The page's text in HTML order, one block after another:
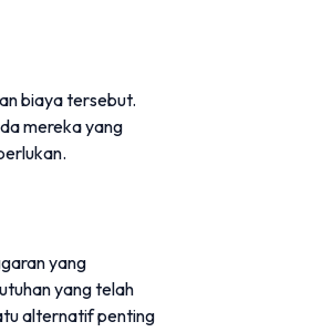
biaya tersebut.
mereka yang
yang
yang telah
alternatif penting